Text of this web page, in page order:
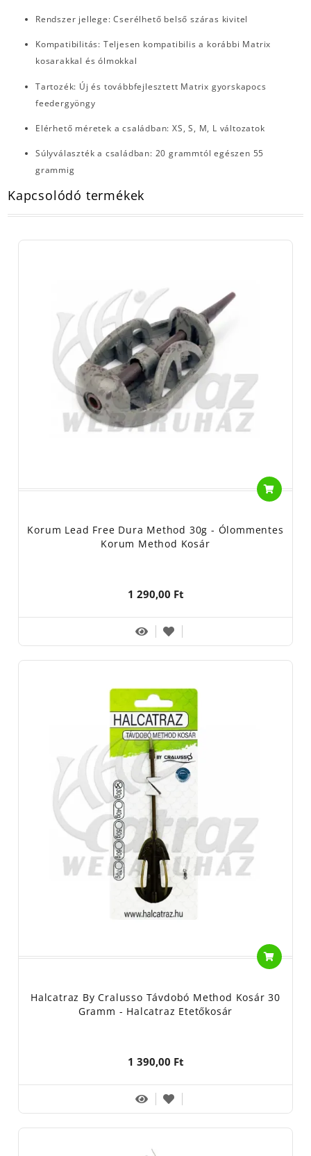
Rendszer jellege: Cserélhető belső száras kivitel
Kompatibilitás: Teljesen kompatibilis a korábbi Matrix
kosarakkal és ólmokkal
Tartozék: Új és továbbfejlesztett Matrix gyorskapocs
feedergyöngy
Elérhető méretek a családban: XS, S, M, L változatok
Súlyválaszték a családban: 20 grammtól egészen 55
grammig
Kapcsolódó termékek
Korum Lead Free Dura Method 30g - Ólommentes
Korum Method Kosár
1 290,00 Ft
Halcatraz By Cralusso Távdobó Method Kosár 30
Gramm - Halcatraz Etetőkosár
1 390,00 Ft